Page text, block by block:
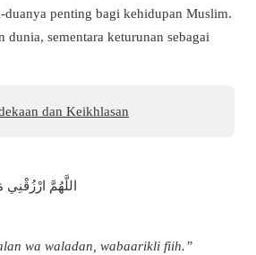
duanya penting bagi kehidupan Muslim.
dunia, sementara keturunan sebagai
dan Keikhlasan
اللَّهُمَّ ارْزُقْنِي
wa waladan, wabaarikli fiih.”